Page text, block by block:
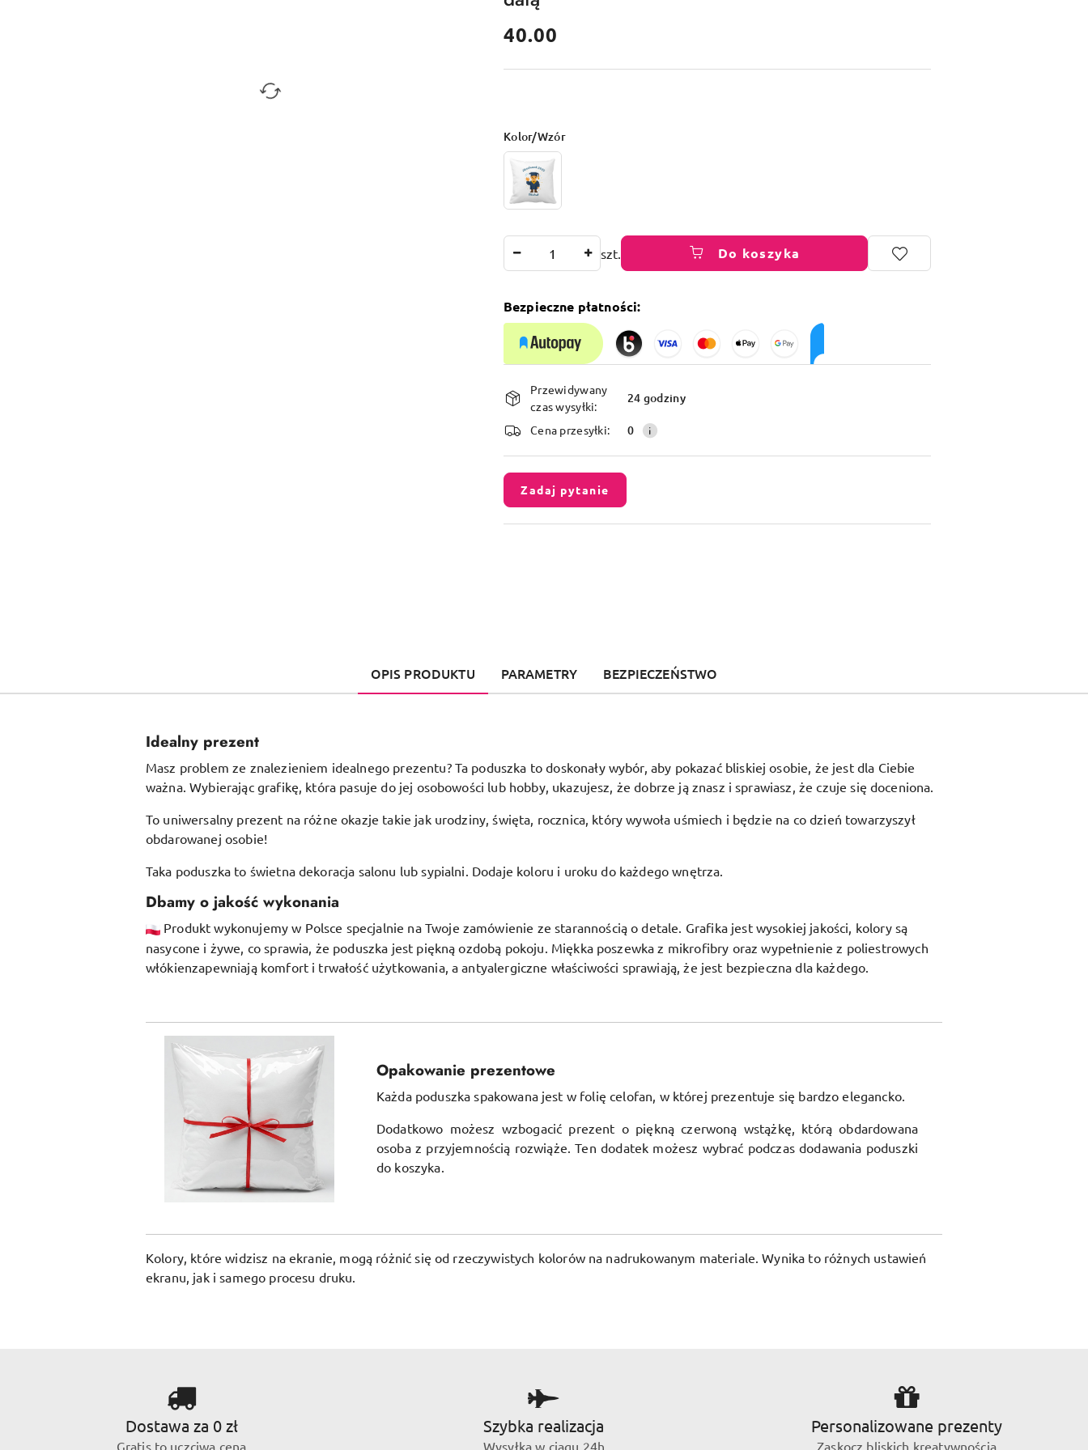
cena:
40.00
Wariant
Kolor/Wzór
szt. Do koszyka
Bezpieczne płatności:
Dostępność
i
dostawa
Przewidywany
czas wysyłki:
24 godziny
Cena przesyłki: 0
Zadaj pytanie
OPIS PRODUKTU PARAMETRY BEZPIECZEŃSTWO
Idealny prezent
Masz problem ze znalezieniem idealnego prezentu? Ta poduszka to doskonały wybór, aby pokazać bliskiej osobie, że jest dla Ciebie
ważna. Wybierając grafikę, która pasuje do jej osobowości lub hobby, ukazujesz, że dobrze ją znasz i sprawiasz, że czuje się doceniona.
To uniwersalny prezent na różne okazje takie jak urodziny, święta, rocznica, który wywoła uśmiech i będzie na co dzień towarzyszył
obdarowanej osobie!
Taka poduszka to świetna dekoracja salonu lub sypialni. Dodaje koloru i uroku do każdego wnętrza.
Dbamy o jakość wykonania
Produkt wykonujemy w Polsce specjalnie na Twoje zamówienie ze starannością o detale. Grafika jest wysokiej jakości, kolory są
nasycone i żywe, co sprawia, że poduszka jest piękną ozdobą pokoju. Miękka poszewka z mikrofibry orazwypełnienie z poliestrowych
włókienzapewniają komfort i trwałość użytkowania, a antyalergiczne właściwości sprawiają, że jest bezpieczna dla każdego.
Opakowanie prezentowe
Każda poduszka spakowana jest w folię celofan, w której prezentuje się bardzo elegancko.
Dodatkowo możesz wzbogacić prezent o piękną czerwoną wstążkę, którą obdardowana
osoba z przyjemnością rozwiąże. Ten dodatek możesz wybrać podczas dodawania poduszki
do koszyka.
Kolory, które widzisz na ekranie, mogą różnić się od rzeczywistych kolorów na nadrukowanym materiale. Wynika to różnych ustawień
ekranu, jak i samego procesu druku.
Dostawa za 0 zł
Gratis to uczciwa cena
Szybka realizacja
Wysyłka w ciągu 24h
Personalizowane prezenty
Zaskocz bliskich kreatywnością